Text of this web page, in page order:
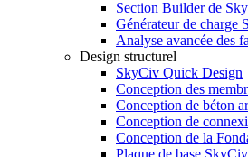
Section Builder de
Générateur de charge
Analyse avancée des
Design structurel
SkyCiv Quick Design
Conception des
Conception de béton
Conception de
Conception de la
Plaque de base SkyCiv